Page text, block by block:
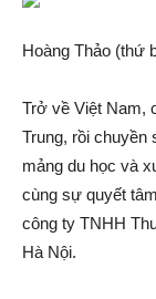
Hoàng Thảo (thứ
Trở về Việt Nam,
Trung, rồi chuyền
mảng du học và
cùng sự quyết
công ty TNHH
Hà Nội.